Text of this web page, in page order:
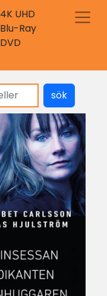
4K UHD
Blu-Ray
DVD
sök